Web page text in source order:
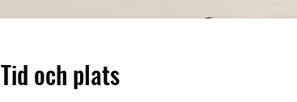
Tid och plats